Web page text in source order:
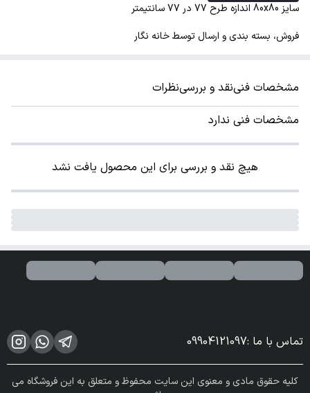
سایز 80x80 اندازه طرح 77 در 77 سانتیمتر
فروش، بسته بندی و ارسال توسط خانه نگار
مشخصات فنینقد و بررسینظرات
مشخصات فنی ندارد
هیچ نقد و بررسی برای این محصول یافت نشد
تماس با ما :
09904121097
کلیه حقوق مادی و معنوی این سایت محفوظ و متعلق به این فروشگاه می